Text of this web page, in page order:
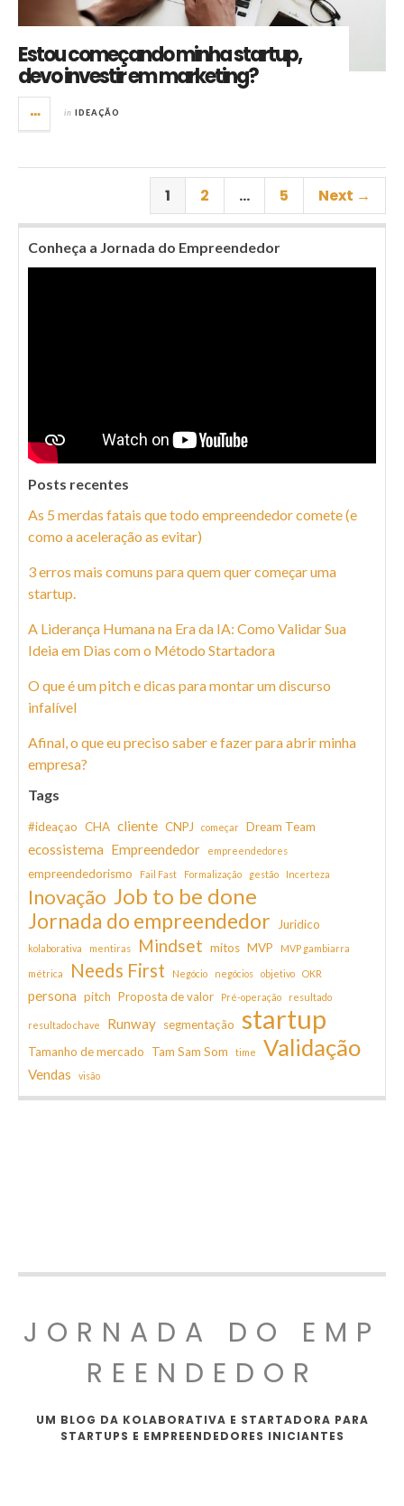
Estou começando minha startup,
devo investir em marketing?
in IDEAÇÃO
1 2 … 5 Next →
Conheça a Jornada do Empreendedor
Posts recentes
As 5 merdas fatais que todo empreendedor comete (e
como a aceleração as evitar)
3 erros mais comuns para quem quer começar uma
startup.
A Liderança Humana na Era da IA: Como Validar Sua
Ideia em Dias com o Método Startadora
O que é um pitch e dicas para montar um discurso
infalível
Afinal, o que eu preciso saber e fazer para abrir minha
empresa?
Tags
#ideaçao CHA cliente CNPJ começar Dream Team
ecossistema Empreendedor empreendedores
empreendedorismo Fail Fast Formalização gestão Incerteza
Inovação Job to be done
Jornada do empreendedor Juridico
kolaborativa mentiras Mindset mitos MVP MVP gambiarra
métrica Needs First Negócio negócios objetivo OKR
persona pitch Proposta de valor Pré-operação resultado
resultado chave Runway segmentação startup
Tamanho de mercado Tam Sam Som time Validação
Vendas visão
JORNADA DO EMP
REENDEDOR
UM BLOG DA KOLABORATIVA E STARTADORA PARA
STARTUPS E EMPREENDEDORES INICIANTES